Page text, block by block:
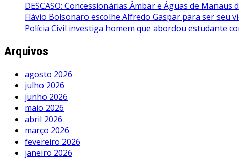
DESCASO: Concessionárias Âmbar e Águas de
Flávio Bolsonaro escolhe Alfredo Gaspar para ser seu
Polícia Civil investiga homem que abordou estudante
Arquivos
agosto 2026
julho 2026
junho 2026
maio 2026
abril 2026
março 2026
fevereiro 2026
janeiro 2026